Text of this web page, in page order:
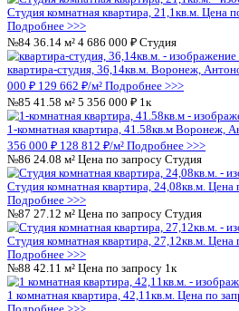
Студия комнатная квартира,
Подробнее >>>
5
№46 27.12 м² Цена по запросу
Студия комнатная квартира,
Подробнее >>>
№47 27.03 м² Цена по запросу
Студия комнатная квартира,
Подробнее >>>
№48 42.14 м² 5 440 000 ₽ 1к
1-комнатная квартира, 42.14кв.м
440 000 ₽ 129 093 ₽/м² Подробнее
№49 54.79 м² Цена по запросу 2к